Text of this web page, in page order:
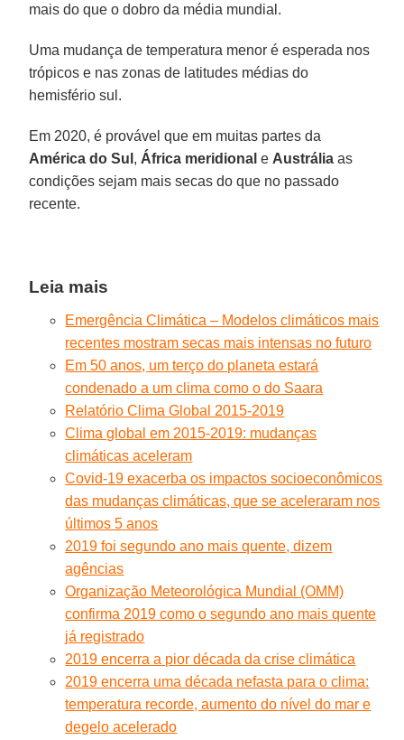
mais do que o dobro da média mundial.
Uma mudança de temperatura menor é esperada nos
trópicos e nas zonas de latitudes médias do
hemisfério sul.
Em 2020, é provável que em muitas partes da
América do Sul , África meridional e Austrália as
condições sejam mais secas do que no passado
recente.
Leia mais
Emergência Climática – Modelos climáticos mais
recentes mostram secas mais intensas no futuro
Em 50 anos, um terço do planeta estará
condenado a um clima como o do Saara
Relatório Clima Global 2015-2019
Clima global em 2015-2019: mudanças
climáticas aceleram
Covid-19 exacerba os impactos socioeconômicos
das mudanças climáticas, que se aceleraram nos
últimos 5 anos
2019 foi segundo ano mais quente, dizem
agências
Organização Meteorológica Mundial (OMM)
confirma 2019 como o segundo ano mais quente
já registrado
2019 encerra a pior década da crise climática
2019 encerra uma década nefasta para o clima:
temperatura recorde, aumento do nível do mar e
degelo acelerado